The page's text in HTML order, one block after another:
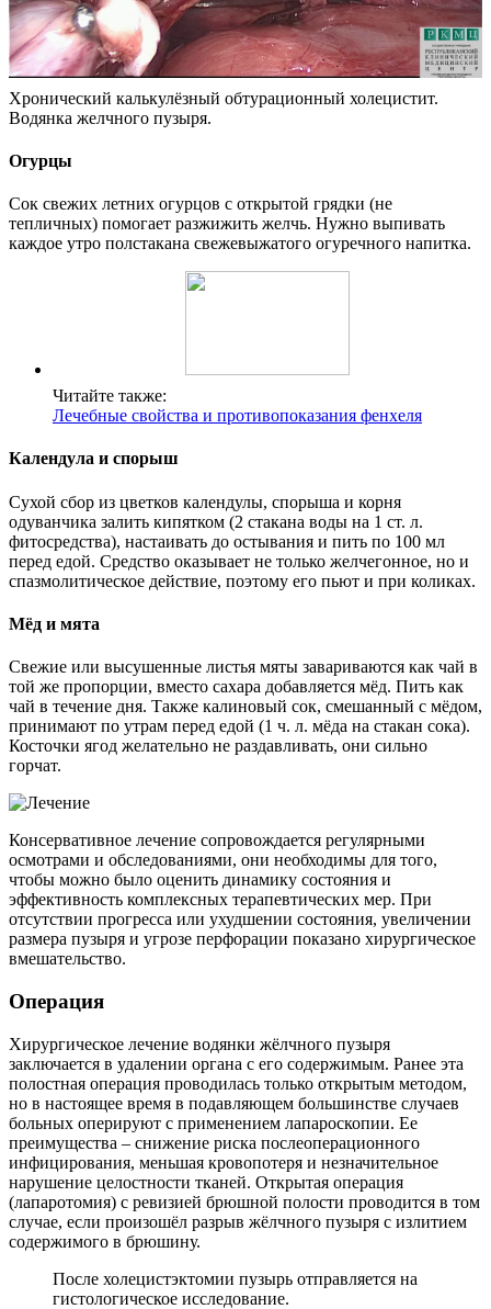
Хронический калькулёзный обтурационный холецистит.
Водянка желчного пузыря.
Огурцы
Сок свежих летних огурцов с открытой грядки (не
тепличных) помогает разжижить желчь. Нужно выпивать
каждое утро полстакана свежевыжатого огуречного напитка.
Читайте также:
Лечебные свойства и противопоказания фенхеля
Календула и спорыш
Сухой сбор из цветков календулы, спорыша и корня
одуванчика залить кипятком (2 стакана воды на 1 ст. л.
фитосредства), настаивать до остывания и пить по 100 мл
перед едой. Средство оказывает не только желчегонное, но и
спазмолитическое действие, поэтому его пьют и при коликах.
Мёд и мята
Свежие или высушенные листья мяты завариваются как чай в
той же пропорции, вместо сахара добавляется мёд. Пить как
чай в течение дня. Также калиновый сок, смешанный с мёдом,
принимают по утрам перед едой (1 ч. л. мёда на стакан сока).
Косточки ягод желательно не раздавливать, они сильно
горчат.
Консервативное лечение сопровождается регулярными
осмотрами и обследованиями, они необходимы для того,
чтобы можно было оценить динамику состояния и
эффективность комплексных терапевтических мер. При
отсутствии прогресса или ухудшении состояния, увеличении
размера пузыря и угрозе перфорации показано хирургическое
вмешательство.
Операция
Хирургическое лечение водянки жёлчного пузыря
заключается в удалении органа с его содержимым. Ранее эта
полостная операция проводилась только открытым методом,
но в настоящее время в подавляющем большинстве случаев
больных оперируют с применением лапароскопии. Ее
преимущества – снижение риска послеоперационного
инфицирования, меньшая кровопотеря и незначительное
нарушение целостности тканей. Открытая операция
(лапаротомия) с ревизией брюшной полости проводится в том
случае, если произошёл разрыв жёлчного пузыря с излитием
содержимого в брюшину.
После холецистэктомии пузырь отправляется на
гистологическое исследование.